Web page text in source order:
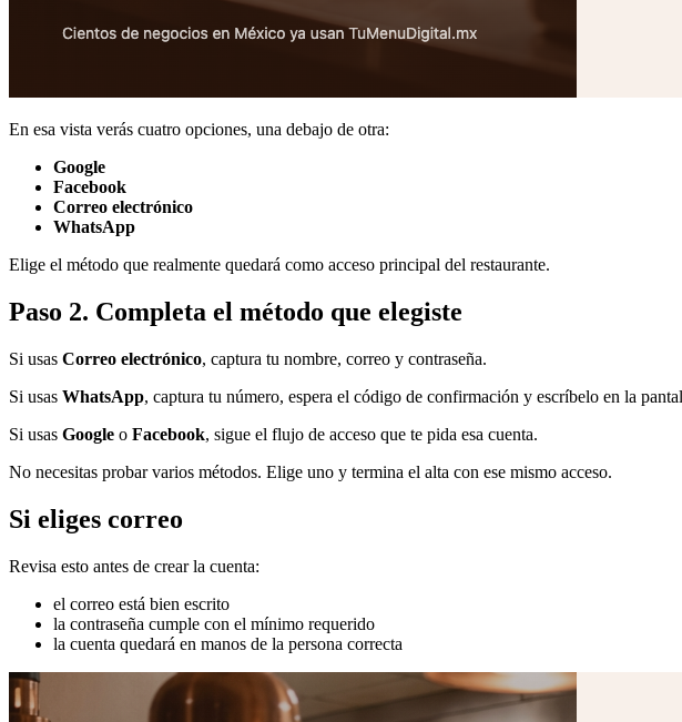
En esa vista verás cuatro opciones, una debajo de otra:
Google
Facebook
Correo electrónico
WhatsApp
Elige el método que realmente quedará como acceso principal del restaurante.
Paso 2. Completa el método que elegiste
Si usas Correo electrónico, captura tu nombre, correo y contraseña.
Si usas WhatsApp, captura tu número, espera el código de confirmación y escríbelo en la
Si usas Google o Facebook, sigue el flujo de acceso que te pida esa cuenta.
No necesitas probar varios métodos. Elige uno y termina el alta con ese mismo acceso.
Si eliges correo
Revisa esto antes de crear la cuenta:
el correo está bien escrito
la contraseña cumple con el mínimo requerido
la cuenta quedará en manos de la persona correcta